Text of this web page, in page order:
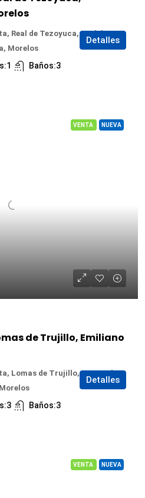
Real de Tezoyuca, Real de
Morelos
1 Baños:3
Detalles
VENTA NUEVA
de Trujillo, Emiliano
Lomas de Trujillo, Lomas de
3 Baños:3
Detalles
VENTA NUEVA